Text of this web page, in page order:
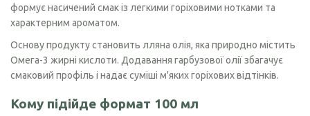
формує насичений смак із легкими горіховими нотками та
характерним ароматом.
Основу продукту становить лляна олія, яка природно містить
Омега-3 жирні кислоти. Додавання гарбузової олії збагачує
смаковий профіль і надає суміші м'яких горіхових відтінків.
Кому підійде формат 100 мл